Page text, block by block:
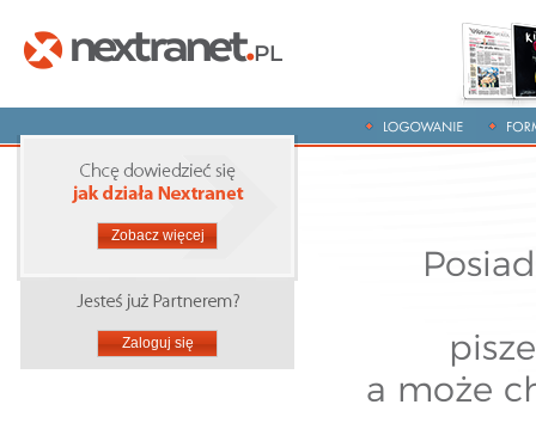
Zobacz więcej
Zaloguj się
a może